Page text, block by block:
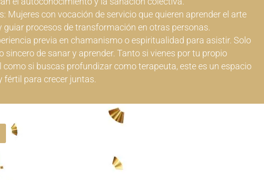
Mujeres con vocación de servicio que quieren aprender el arte
guiar procesos de transformación en otras personas.
previa en chamanismo o espiritualidad para asistir. Solo
sincero de sanar y aprender. Tanto si vienes por tu propio
como si buscas profundizar como terapeuta, este es un espacio
fértil para crecer juntas.